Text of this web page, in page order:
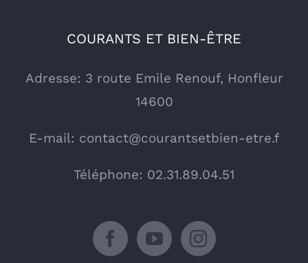
COURANTS ET BIEN-ÊTRE
Adresse: 3 route Emile Renouf, Honfleur
14600
E-mail: contact@courantsetbien-etre.f
Téléphone: 02.31.89.04.51